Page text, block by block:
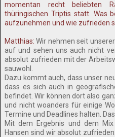
momentan recht beliebten
thüringischen Triptis statt. Was
aufzunehmen und wie zufrieden
Matthias: Wir nehmen seit
auf und sehen uns auch nicht
absolut zufrieden mit der
sauwohl.
Dazu kommt auch, dass unser
dass es sich auch in
befindet. Wir können dort also
und nicht woanders für einige
Termine und Deadlines halten.
Mit dem Ergebnis und dem
Hansen sind wir absolut